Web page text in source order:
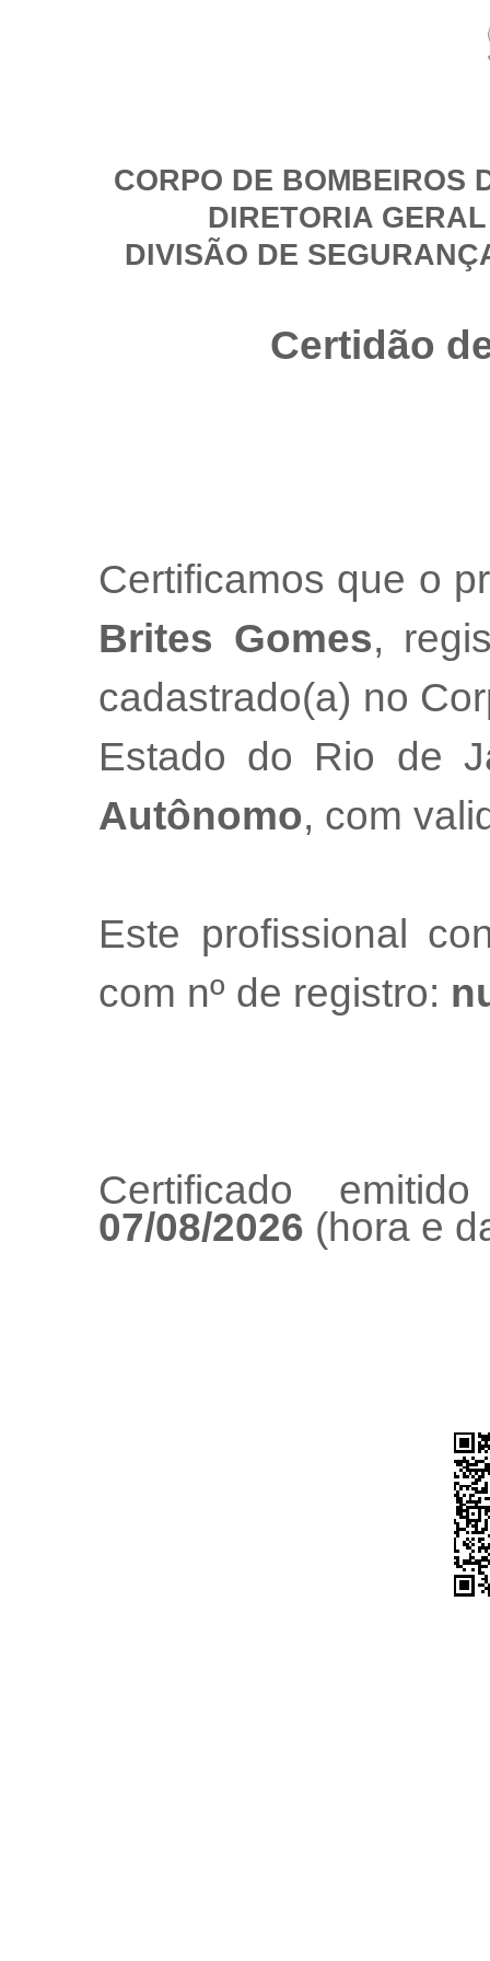
CORPO DE BOMBEIROS
DIRETORIA
DIVISÃO DE
Certidão
Certificamos que o
Brites Gomes,
cadastrado(a) no
Estado do Rio de
Autônomo, com
Este profissional
com nº de registro:
Certificado
07/08/2026 (hora e